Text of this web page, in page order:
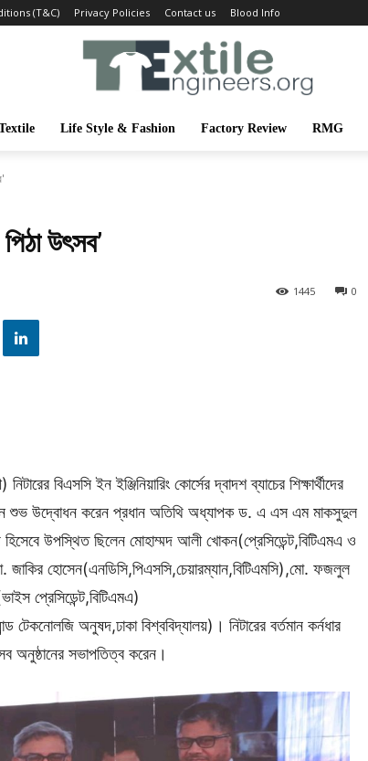
(T&C) Privacy Policies Contact us Blood Info
Life Style & Fashion Factory Review RMG
উৎসব’
0
1445
বিএসসি ইন ইঞ্জিনিয়ারিং কোর্সের দ্বাদশ ব্যাচের শিক্ষার্থীদের
শুভ উদ্বোধন করেন প্রধান অতিথি অধ্যাপক ড. এ এস এম মাকসুদুল
উপস্থিত ছিলেন মোহাম্মদ আলী খোকন(প্রেসিডেন্ট,বিটিএমএ ও
জাকির হোসেন(এনডিসি,পিএসসি,চেয়ারম্যান,বিটিএমসি),মো. ফজলুল
প্রেসিডেন্ট,বিটিএমএ)
টেকনোলজি অনুষদ,ঢাকা বিশ্ববিদ্যালয়)। নিটারের বর্তমান কর্নধার
অনুষ্ঠানের সভাপতিত্ব করেন।